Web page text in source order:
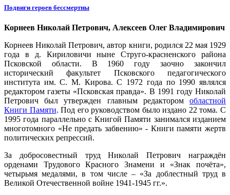
Подвиги героев бессмертны
Корнеев Николай Петрович, Алексеев Олег Владимирович
Корнеев Николай Петрович, автор книги, родился 22 мая 1929
года в д. Кириловичи ныне Струго-красненского района
Псковской области. В 1960 году заочно закончил
исторический факультет Псковского педагогического
института им. С. М. Кирова. С 1972 года по 1990 являлся
редактором газеты «Псковская правда». В 1991 году Николай
Петрович был утвержден главным редактором областной
Книги Памяти. Под его руководством было издано 22 тома. С
1995 года параллельно с Книгой Памяти занимался изданием
многотомного «Не предать забвению» - Книги памяти жертв
политических репрессий.
За добросовестный труд Николай Петрович награждён
орденами Трудового Красного Знамени и «Знак почёта»,
четырьмя медалями, в том числе – «За доблестный труд в
Великой Отечественной войне 1941-1945 гг.».